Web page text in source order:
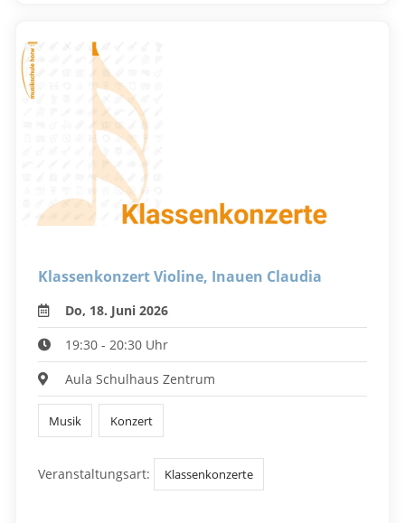
Klassenkonzert Violine, Inauen Claudia
Do, 18. Juni 2026
19:30 - 20:30 Uhr
Aula Schulhaus Zentrum
Musik Konzert
Veranstaltungsart: Klassenkonzerte